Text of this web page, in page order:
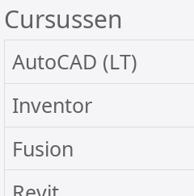
Cursussen
AutoCAD (LT)
Algemeen
AutoCAD Basis
AutoCAD Update
AutoCAD Gevorderd
Inventor
Algemeen
Inventor Basis
Fusion
Basis